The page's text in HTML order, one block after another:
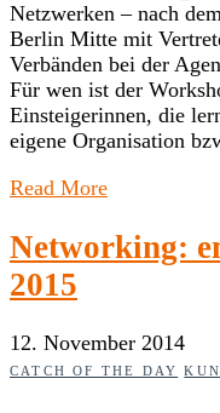
Netzwerken – nach
Berlin Mitte mit
Verbänden bei der
Für wen ist der
Einsteigerinnen, die
eigene Organisation
Read More
Networking:
2015
12. November 2014
CATCH OF THE DAY